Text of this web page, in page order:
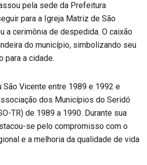
pela sede da Prefeitura
para a Igreja Matriz de São
a cerimônia de despedida. O caixão
do município, simbolizando seu
para a cidade.
São Vicente entre 1989 e 1992 e
dos Municípios do Seridó
TR) de 1989 a 1990. Durante sua
se pelo compromisso com o
e a melhoria da qualidade de vida